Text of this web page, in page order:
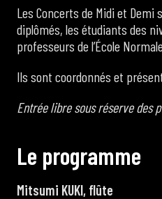
Piano Solo
La salle
Les contacts
Les Concerts de Midi et Demi
diplômés, les étudiants des
professeurs de l’École
Ils sont coordonnés et
Entrée libre sous réserve des
Le programme
Mitsumi KUKI, flûte